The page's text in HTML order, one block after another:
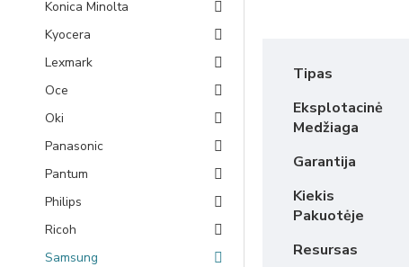
Konica Minolta
Kyocera
Lexmark
Oce
Oki
Panasonic
Pantum
Philips
Ricoh
Samsung
Tipas
Eksplotacinė
Medžiaga
Garantija
Kiekis
Pakuotėje
Resursas